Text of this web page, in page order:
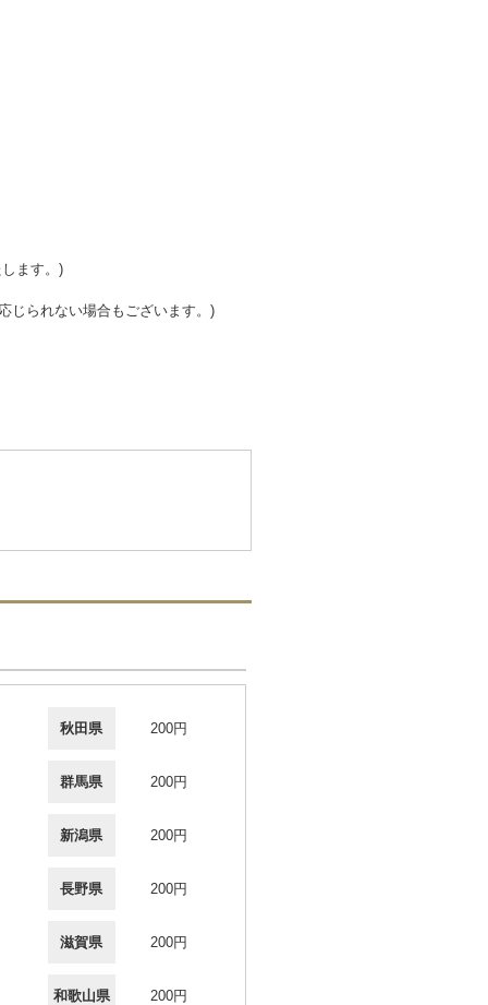
ます。)
じられない場合もございます。)
秋田県 200円
群馬県 200円
新潟県 200円
長野県 200円
滋賀県 200円
和歌山県 200円